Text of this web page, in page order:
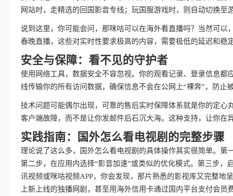
网站时，走精选的回国影音专线；玩国服游戏时，则自动切换至
说到这里，你可能会问，那咪咕可以在海外看直播吗？当然可以
春晚直播，这些对实时性要求极高的内容，需要极低的延迟和稳
安全与保障：看不见的守护者
使用网络工具，数据安全不容忽视。你的观看记录、登录信息
线传输你的所有访问数据，确保信息不会在公网上“裸奔”，防止
技术问题可能偶尔出现，可靠的售后实时保障体系就是你的定
客户端故障，而不是让你发邮件后石沉大海。这种支持，让你在
实践指南：国外怎么看电视剧的完整步骤
理论说了这么多，国外怎么看电视剧的具体操作其实很简单。第
第二步，在应用内选择“影音加速”或类似的优化模式。第三步
讯视频或咪咕视频APP，你会发现，那片熟悉的影视库又完整地
上新上线的独播网剧，甚至用海外信用卡通过国内平台支付会